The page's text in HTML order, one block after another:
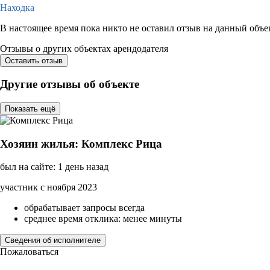
Находка
В настоящее время пока никто не оставил отзыв на данный
Отзывы о других объектах арендодателя
Оставить отзыв
Другие отзывы об объекте
Показать ещё
Хозяин жилья: Комплекс Рица
был на сайте: 1 день назад
участник с ноября 2023
обрабатывает запросы всегда
среднее время отклика: менее минуты
Сведения об исполнителе
Пожаловаться